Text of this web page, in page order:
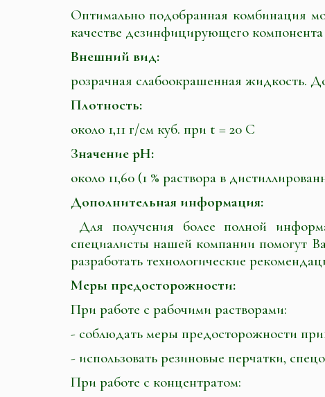
Оптимально подобранная комбинация
качестве дезинфицирующего компонента
Внешний вид:
розрачная слабоокрашенная жидкость.
Плотность:
около 1,11 г/см куб. при t = 20 С
Значение pH:
около 11,60 (1 % раствора в
Дополнительная информация:
Для получения более полной
специалисты нашей компании помогут
разработать технологические
Меры предосторожности:
При работе с рабочими растворами:
- соблюдать меры предосторожности
- использовать резиновые перчатки,
При работе с концентратом: